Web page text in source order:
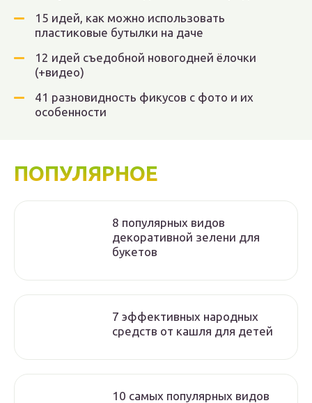
15 идей, как можно использовать
пластиковые бутылки на даче
12 идей съедобной новогодней ёлочки
(+видео)
41 разновидность фикусов с фото и их
особенности
ПОПУЛЯРНОЕ
8 популярных видов
декоративной зелени для
букетов
7 эффективных народных
средств от кашля для детей
10 самых популярных видов